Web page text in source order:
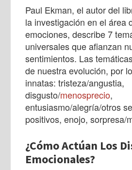
Paul Ekman, el autor del
la investigación en el área
emociones, describe 7
universales que afianzan
sentimientos. Las
de nuestra evolución, por
innatas: tristeza/angustia,
disgusto/menosprecio,
entusiasmo/alegría/otros
positivos, enojo, sorpresa/
¿Cómo Actúan Los
Emocionales?